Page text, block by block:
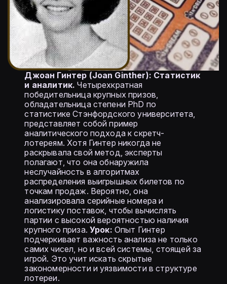
Джоан Гинтер (Joan Ginther): Статистик
и аналитик. Четырехкратная
победительница крупных призов,
обладательница степени PhD по
статистике Стэнфордского университета,
представляет собой пример
аналитического подхода к скретч-
лотереям. Хотя Гинтер никогда не
раскрывала свой метод, эксперты
полагают, что она обнаружила
неслучайность в алгоритмах
распределения выигрышных билетов по
точкам продаж. Вероятно, она
анализировала серийные номера и
логистику поставок, чтобы вычислять
партии с высокой вероятностью наличия
крупного приза. Урок: Опыт Гинтер
подчеркивает важность анализа не только
самих чисел, но и всей системы, стоящей за
игрой. Это учит искать скрытые
закономерности и уязвимости в структуре
лотереи.